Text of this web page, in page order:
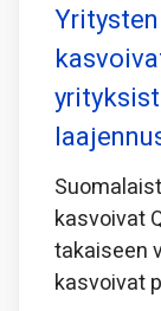
kasvoivat
takaiseen
kasvoivat